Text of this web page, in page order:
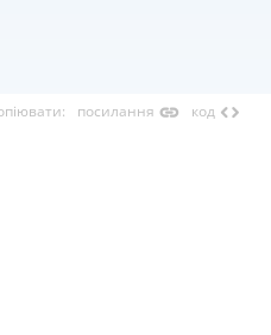
: посилання link код code